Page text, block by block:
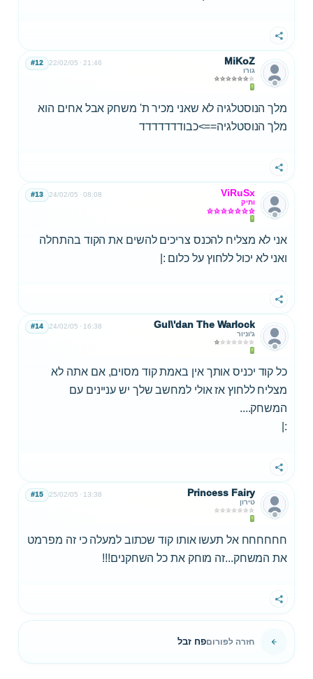
שתף
MiKoZ
גורו
22/02/05 21:46
#12
מלך הנוסטלגיה לא שאני מכיר ת' משחק אבל אחים הוא
מלך הנוסטלגיה==>כבודדדדדדד
שתף
ViRuSx
ותיק
24/02/05 08:08
#13
אני לא מצליח להכנס צריכים להשים את הקוד בהתחלה
ואני לא יכול ללחוץ על כלום :|
שתף
Gul\'dan The Warlock
ג'וניור
24/02/05 16:38
#14
כל קוד יכניס אותך אין באמת קוד מסוים, אם אתה לא
מצליח ללחוץ אז אולי למחשב שלך יש עניינים עם
המשחק....
:|
שתף
Princess Fairy
טירון
25/02/05 13:38
#15
חחחחחח אל תעשו אותו קוד שכתוב למעלה כי זה מפרמט
את המשחק...זה מוחק את כל השחקנים!!!
שתף
חזרה לפורוםפח זבל